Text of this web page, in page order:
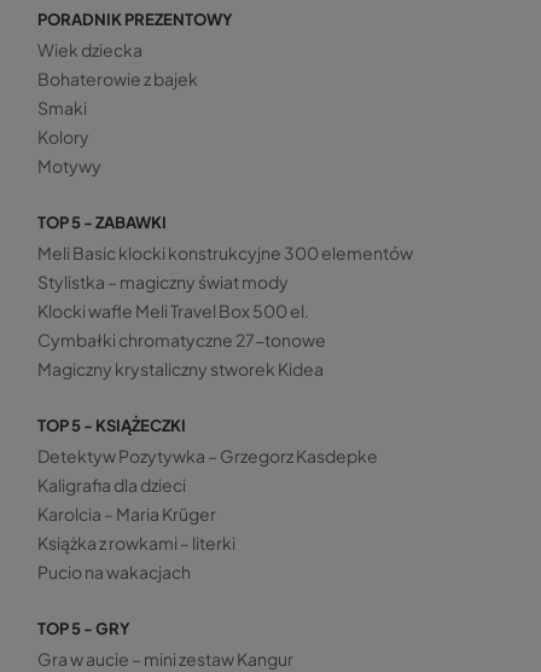
PORADNIK PREZENTOWY
Wiek dziecka
Bohaterowie z bajek
Smaki
Kolory
Motywy
TOP 5 - ZABAWKI
Meli Basic klocki konstrukcyjne 300 elementów
Stylistka – magiczny świat mody
Klocki wafle Meli Travel Box 500 el.
Cymbałki chromatyczne 27-tonowe
Magiczny krystaliczny stworek Kidea
TOP 5 - KSIĄŻECZKI
Detektyw Pozytywka – Grzegorz Kasdepke
Kaligrafia dla dzieci
Karolcia – Maria Krüger
Książka z rowkami – literki
Pucio na wakacjach
TOP 5 - GRY
Gra w aucie – mini zestaw Kangur